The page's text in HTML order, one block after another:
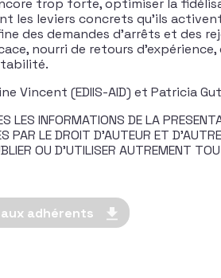
trop forte, optimiser la
les leviers concrets qu’ils
des demandes d’arrêts et des
nourri de retours
Vincent (EDIIS-AID) et Patricia
LES INFORMATIONS DE LA
PAR LE DROIT D’AUTEUR ET
OU D’UTILISER AUTREMENT
adhérents